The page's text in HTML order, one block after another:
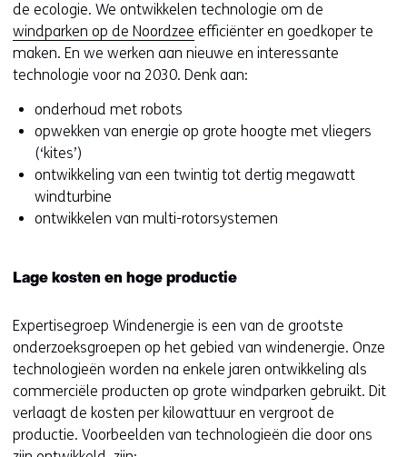
de ecologie. We ontwikkelen technologie om de
windparken op de Noordzee efficiënter en goedkoper te
maken. En we werken aan nieuwe en interessante
technologie voor na 2030. Denk aan:
onderhoud met robots
opwekken van energie op grote hoogte met vliegers
(‘kites’)
ontwikkeling van een twintig tot dertig megawatt
windturbine
ontwikkelen van multi-rotorsystemen
Lage kosten en hoge productie
Expertisegroep Windenergie is een van de grootste
onderzoeksgroepen op het gebied van windenergie. Onze
technologieën worden na enkele jaren ontwikkeling als
commerciële producten op grote windparken gebruikt. Dit
verlaagt de kosten per kilowattuur en vergroot de
productie. Voorbeelden van technologieën die door ons